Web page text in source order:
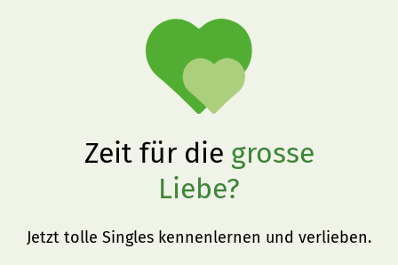
Zeit für die grosse
Liebe?
Jetzt tolle Singles kennenlernen und verlieben.